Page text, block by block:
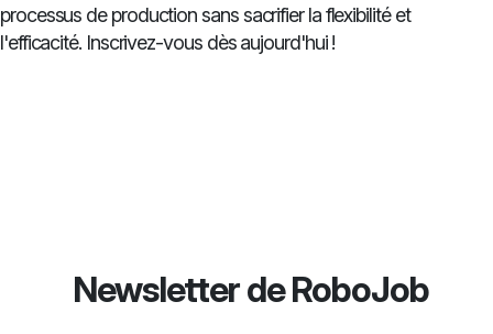
processus de production sans sacrifier la flexibilité et
l'efficacité. Inscrivez-vous dès aujourd'hui !
Newsletter de RoboJob